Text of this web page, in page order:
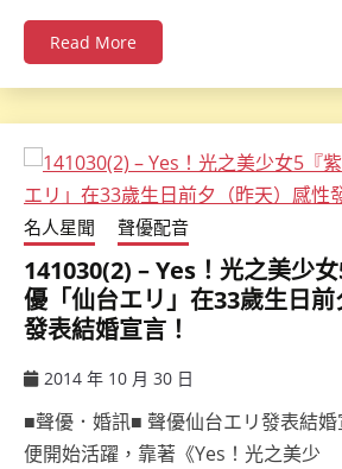
Read More
名人星聞 聲優配音
141030(2) – Yes！光之美少
優「仙台エリ」在33歲生日
發表結婚宣言！
2014 年 10 月 30 日
■聲優．婚訊■ 聲優仙台エリ發表結
便開始活躍，靠著《Yes！光之美少